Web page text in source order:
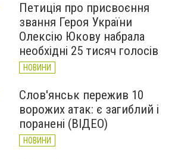
Петиція про присвоєння
звання Героя України
Олексію Юкову набрала
необхідні 25 тисяч голосів
НОВИНИ
Слов'янськ пережив 10
ворожих атак: є загиблий і
поранені (ВІДЕО)
НОВИНИ